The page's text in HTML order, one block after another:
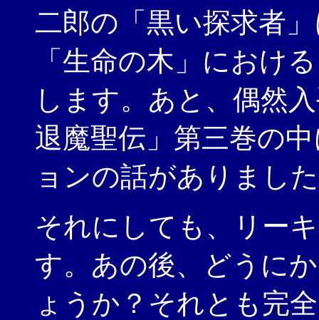
二郎の「黒い探求者
「生命の木」におけ
します。あと、偶然
退魔聖伝」第三巻の
ョンの話がありまし
それにしても、リー
す。あの後、どうに
ょうか？それとも完